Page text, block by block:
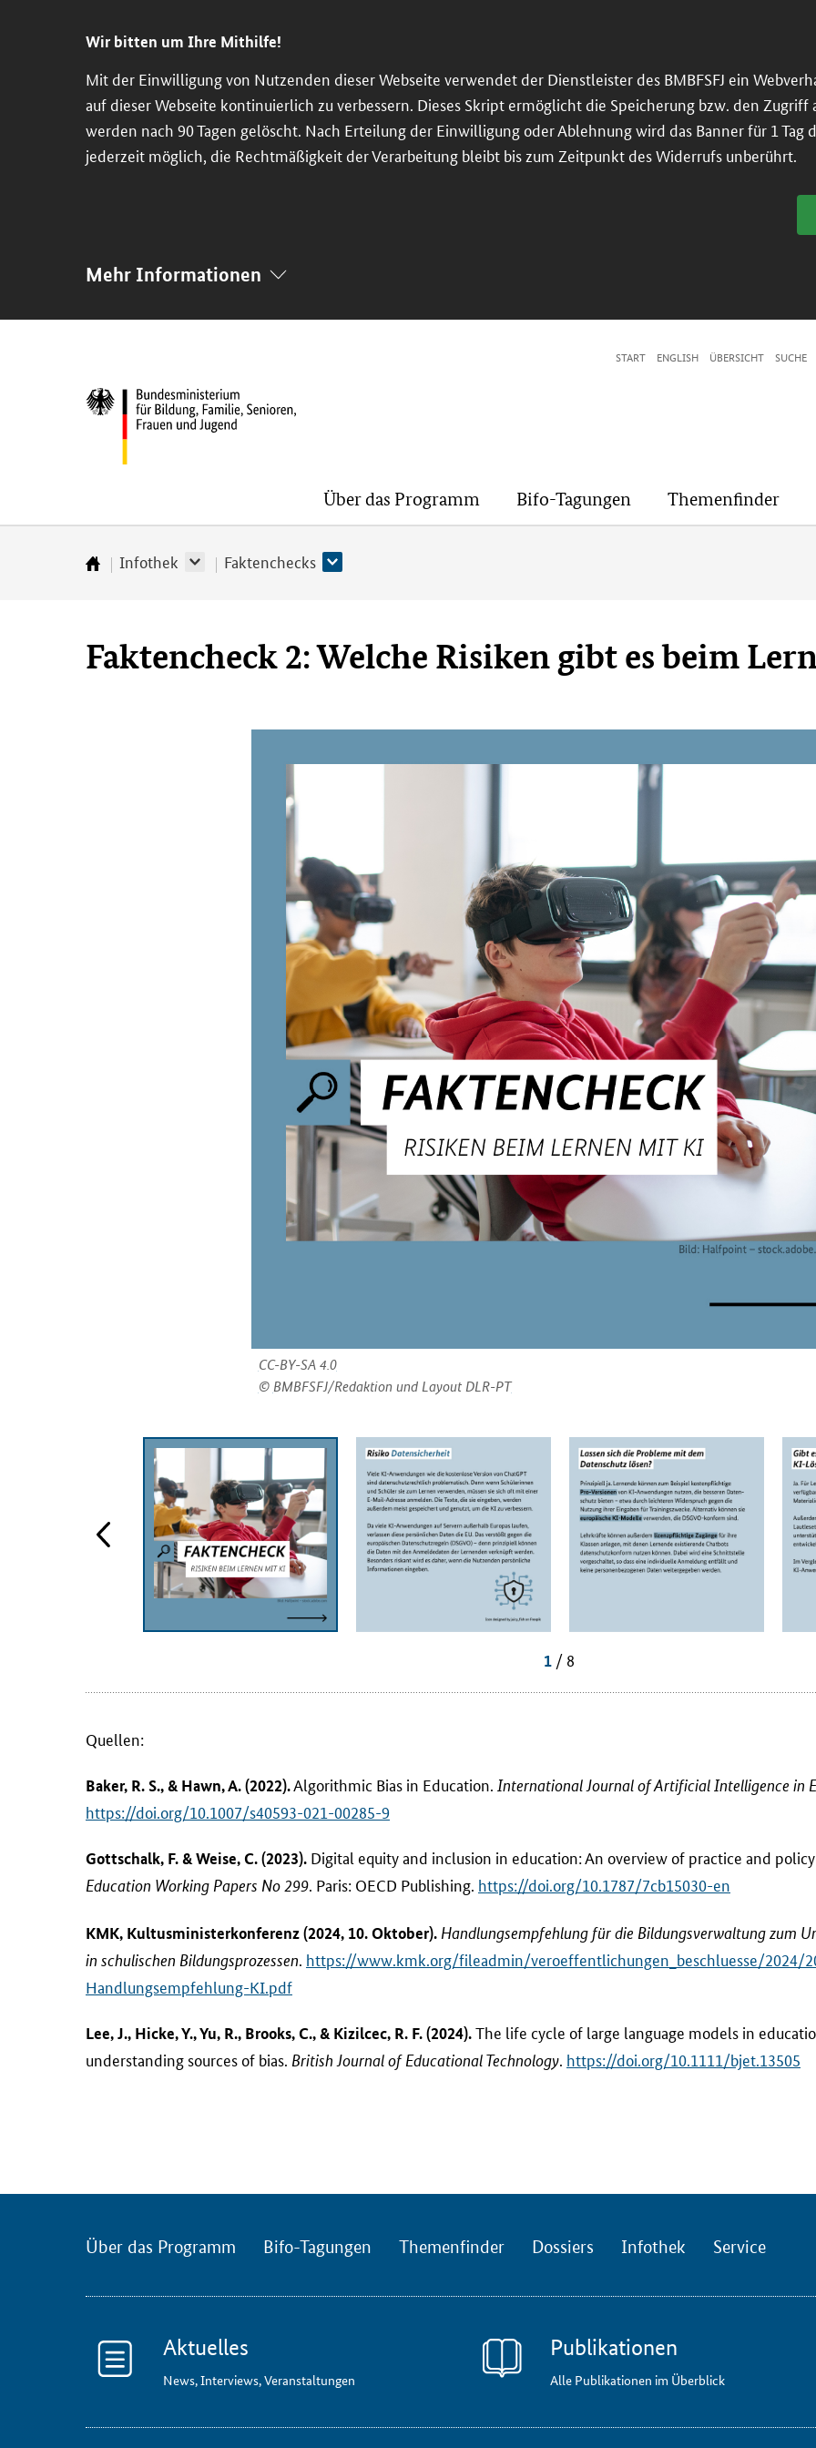
Wir bitten um Ihre Mithilfe!
Mit der Einwilligung von Nutzenden dieser Webseite verwendet der Dienstleister des BMBFSFJ ein
auf dieser Webseite kontinuierlich zu verbessern. Dieses Skript ermöglicht die Speicherung bzw. den
werden nach 90 Tagen gelöscht. Nach Erteilung der Einwilligung oder Ablehnung wird das Banner für 1
jederzeit möglich, die Rechtmäßigkeit der Verarbeitung bleibt bis zum Zeitpunkt des Widerrufs unberührt.
Mehr Informationen
(Eingabetaste)
(Eingabetaste)
(Eingabetaste)
Bildung,
Familie,
Senioren,
Jugend
Über das Programm Bifo-Tagungen Themenfinder
START ENGLISH ÜBERSICHT SUCHE
StartseiteInfothek Faktenchecks
Faktencheck 2: Welche Risiken gibt es beim
CC-BY-SA 4.0
BMBFSFJ/Redaktion und Layout DLR-PT
1 / 8
Quellen:
Baker, R. S., & Hawn, A. (2022).Algorithmic Bias in Education. International Journal of Artificial Intelligence in
https://doi.org/10.1007/s40593-021-00285-9
Gottschalk, F. & Weise, C. (2023). Digital equity and inclusion in education: An overview of practice and
Education Working Papers No 299. Paris: OECD Publishing. https://doi.org/10.1787/7cb15030-en
KMK, Kultusministerkonferenz (2024, 10. Oktober). Handlungsempfehlung für die Bildungsverwaltung zum
in schulischen Bildungsprozessen. https://www.kmk.org/fileadmin/veroeffentlichungen_beschluesse/2024/
Handlungsempfehlung-KI.pdf
Lee, J., Hicke, Y., Yu, R., Brooks, C., & Kizilcec, R. F. (2024).The life cycle of large language models in
understanding sources of bias. British Journal of Educational Technology. https://doi.org/10.1111/bjet.13505
Über das Programm Bifo-Tagungen Themenfinder Dossiers Infothek Service
Aktuelles
News, Interviews, Veranstaltungen
Publikationen
Alle Publikationen im Überblick